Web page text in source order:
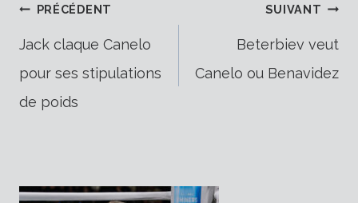
Navigation
de
l’article
PRÉCÉDENT
Jack claque Canelo
pour ses stipulations
de poids
SUIVANT
Beterbiev veut
Canelo ou Benavidez